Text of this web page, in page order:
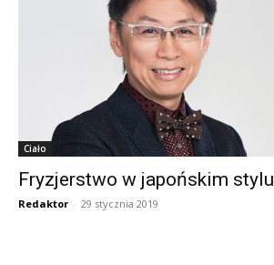
Ciało
Fryzjerstwo w japońskim stylu
Redaktor - 29 stycznia 2019